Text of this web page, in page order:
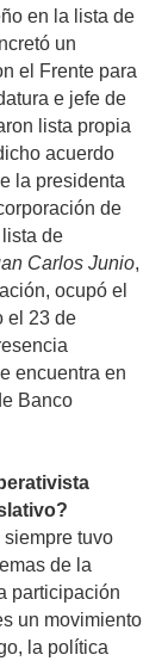
en la lista de
un
el Frente para
e jefe de
lista propia
acuerdo
la presidenta
de
de
Carlos Junio,
ocupó el
el 23 de
encuentra en
Banco
tuvo
de la
participación
un movimiento
la política